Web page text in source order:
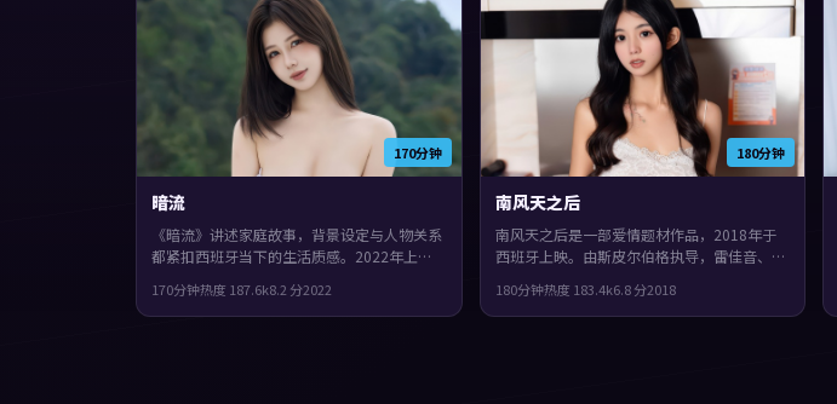
170分钟
暗流
《暗流》讲述家庭故事，背景设定与人物关系
都紧扣西班牙当下的生活质感。2022年上
美领衔。一场意外把原本平行的人生拧在一
起，观感紧凑，值得推荐。
170分钟热度 187.6k8.2 分2022
180分钟
南风天之后
南风天之后是一部爱情题材作品，2018年于
西班牙上映。由斯皮尔伯格执导，雷佳音、白
推进，片尾余味很足。
180分钟热度 183.4k6.8分2018